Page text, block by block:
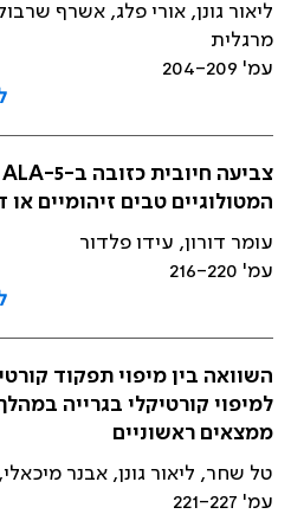
ליאור גונן, אורי פלג, אשרף
מרגלית
עמ' 204-209
המטולוגיים טבים זיהומיים או
עומר דורון, עידו פלדור
עמ' 216-220
השוואה בין מיפוי תפקוד
למיפוי קורטיקלי בגרייה
ממצאים ראשוניים
טל שחר, ליאור גונן, אבנר
עמ' 221-227